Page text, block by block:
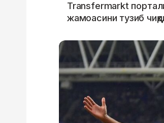
Transfermarkt
жамоасини тузиб